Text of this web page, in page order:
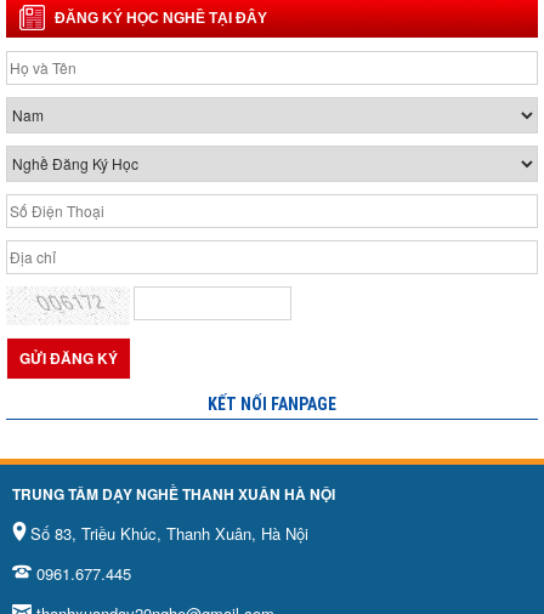
ĐĂNG KÝ HỌC NGHỀ TẠI ĐÂY
KẾT NỐI FANPAGE
TRUNG TÂM DẠY NGHỀ THANH XUÂN HÀ NỘI
Số 83, Triều Khúc, Thanh Xuân, Hà Nội
0961.677.445